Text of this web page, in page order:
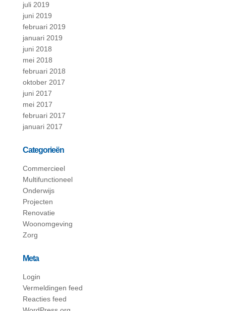
juli 2019
juni 2019
februari 2019
januari 2019
juni 2018
mei 2018
februari 2018
oktober 2017
juni 2017
mei 2017
februari 2017
januari 2017
Categorieën
Commercieel
Multifunctioneel
Onderwijs
Projecten
Renovatie
Woonomgeving
Zorg
Meta
Login
Vermeldingen feed
Reacties feed